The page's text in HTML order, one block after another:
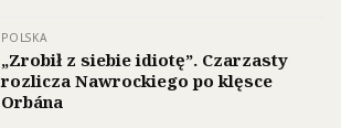
POLSKA
„Zrobił z siebie idiotę”. Czarzasty
rozlicza Nawrockiego po klęsce
Orbána